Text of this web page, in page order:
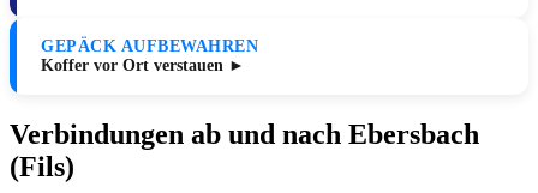
GEPÄCK AUFBEWAHREN
Koffer vor Ort verstauen ►
Verbindungen ab und nach Ebersbach
(Fils)